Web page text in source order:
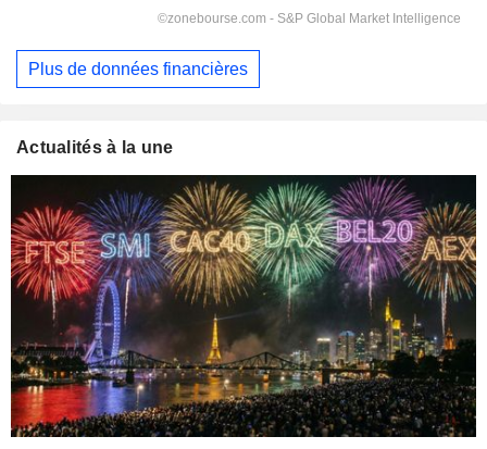
Plus de données financières
Actualités à la une